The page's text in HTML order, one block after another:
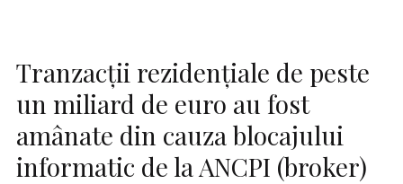
Tranzacţii rezidenţiale de peste
un miliard de euro au fost
amânate din cauza blocajului
informatic de la ANCPI (broker)